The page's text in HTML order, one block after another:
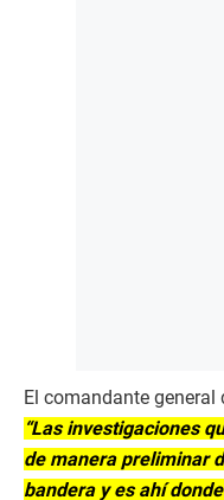
El comandante general
“Las investigaciones
de manera preliminar
bandera y es ahí